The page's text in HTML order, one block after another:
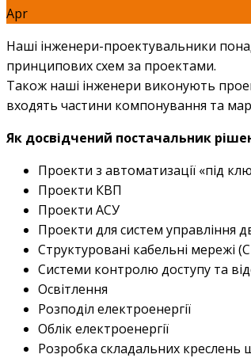
Apr
Наші інженери-проектувальники
принципових схем за проектами.
Також наші інженери виконують
входять частини компонування та
Як досвідчений постачальник
Проекти з автоматизації «під
Проекти КВП
Проекти АСУ
Проекти для систем управління
Структуровані кабельні мережі
Системи контролю доступу та
Освітлення
Розподіл електроенергії
Облік електроенергії
Розробка складальних креслень